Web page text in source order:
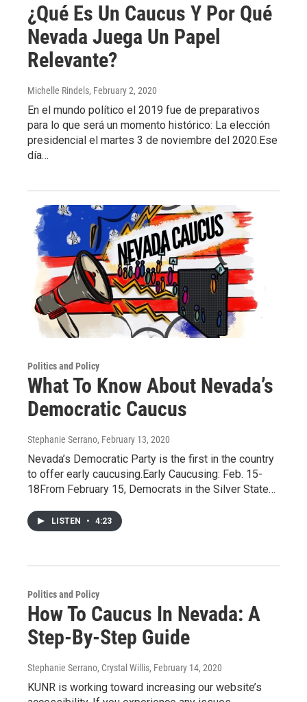
¿Qué Es Un Caucus Y Por Qué
Nevada Juega Un Papel
Relevante?
Michelle Rindels, February 2, 2020
En el mundo político el 2019 fue de preparativos
para lo que será un momento histórico: La elección
presidencial el martes 3 de noviembre del 2020.Ese
día…
Politics and Policy
What To Know About Nevada’s
Democratic Caucus
Stephanie Serrano, February 13, 2020
Nevada’s Democratic Party is the first in the country
to offer early caucusing.Early Caucusing: Feb. 15-
18From February 15, Democrats in the Silver State…
LISTEN • 4:23
Politics and Policy
How To Caucus In Nevada: A
Step-By-Step Guide
Stephanie Serrano, Crystal Willis, February 14, 2020
KUNR is working toward increasing our website’s